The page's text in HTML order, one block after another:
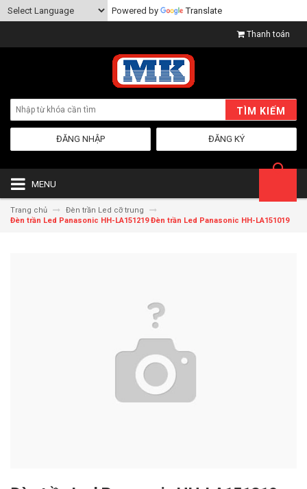
Powered by Translate
Thanh toán
TÌM KIẾM
ĐĂNG KÝ
ĐĂNG NHẬP
MENU
Trang chủ
Đèn trần Led cỡ trung
Đèn trần Led Panasonic HH-LA151219 Đèn trần Led Panasonic HH-LA151019